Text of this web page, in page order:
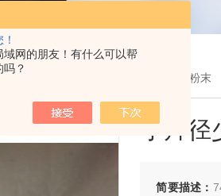
域网的朋友！有什么可以帮
吗？
> > > 瓶小片径少层二硫化钨粉末
小片径
简要描述：